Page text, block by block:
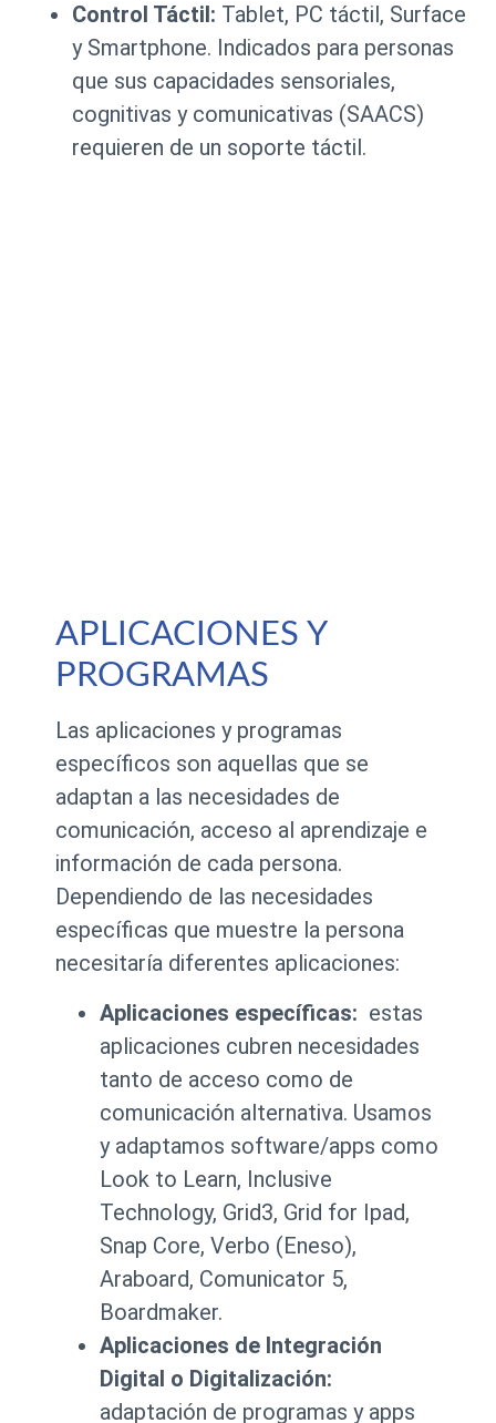
Control Táctil: Tablet, PC táctil, Surface
y Smartphone. Indicados para personas
que sus capacidades sensoriales,
cognitivas y comunicativas (SAACS)
requieren de un soporte táctil.
APLICACIONES Y
PROGRAMAS
Las aplicaciones y programas
específicos son aquellas que se
adaptan a las necesidades de
comunicación, acceso al aprendizaje e
información de cada persona.
Dependiendo de las necesidades
específicas que muestre la persona
necesitaría diferentes aplicaciones:
Aplicaciones específicas: estas
aplicaciones cubren necesidades
tanto de acceso como de
comunicación alternativa. Usamos
y adaptamos software/apps como
Look to Learn, Inclusive
Technology, Grid3, Grid for Ipad,
Snap Core, Verbo (Eneso),
Araboard, Comunicator 5,
Boardmaker.
Aplicaciones de Integración
Digital o Digitalización:
adaptación de programas y apps